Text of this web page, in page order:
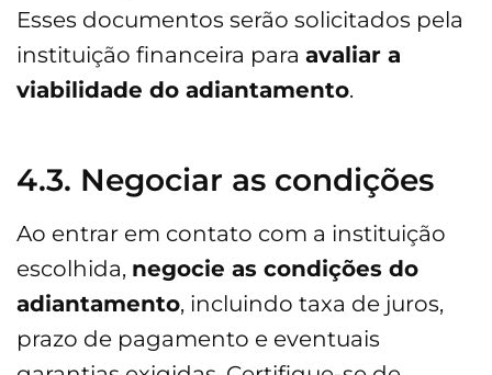
Esses documentos serão solicitados pela
instituição financeira para avaliar a
viabilidade do adiantamento.
4.3. Negociar as condições
Ao entrar em contato com a instituição
escolhida, negocie as condições do
adiantamento, incluindo taxa de juros,
prazo de pagamento e eventuais